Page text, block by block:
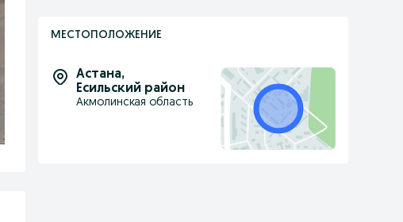
МЕСТОПОЛОЖЕНИЕ
Астана,
Есильский район
Акмолинская область